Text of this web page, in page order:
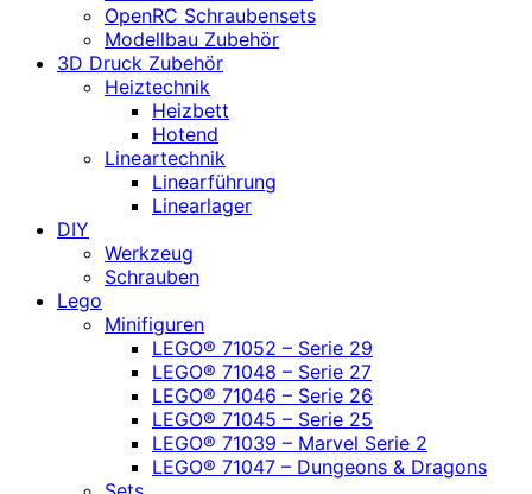
OpenRC Schraubensets
Modellbau Zubehör
3D Druck Zubehör
Heiztechnik
Heizbett
Hotend
Lineartechnik
Linearführung
Linearlager
DIY
Werkzeug
Schrauben
Lego
Minifiguren
LEGO® 71052 – Serie 29
LEGO® 71048 – Serie 27
LEGO® 71046 – Serie 26
LEGO® 71045 – Serie 25
LEGO® 71039 – Marvel Serie 2
LEGO® 71047 – Dungeons & Dragons